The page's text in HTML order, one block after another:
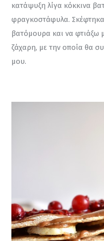
κατάψυξη λίγα κόκκινα
φραγκοστάφυλα.
βατόμουρα και να φτιάξω
ζάχαρη, με την οποία θα
μου.